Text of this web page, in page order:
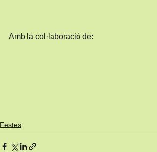
Amb la col·laboració de:
Festes